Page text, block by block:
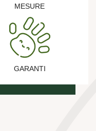
MESURE
GARANTI